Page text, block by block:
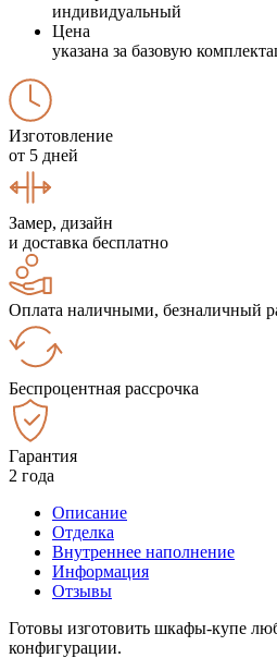
индивидуальный
Цена
указана за базовую
Изготовление
от 5 дней
Замер, дизайн
и доставка бесплатно
Оплата наличными, безналичный
Беспроцентная рассрочка
Гарантия
2 года
Описание
Отделка
Внутреннее наполнение
Информация
Отзывы
Готовы изготовить шкафы-купе
конфигурации.